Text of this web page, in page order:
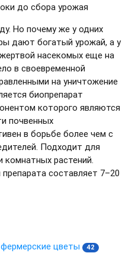
до сбора урожая
Но почему же у одних
дают богатый урожай, а у
насекомых еще на
в своевременной
на уничтожение
биопрепарат
которого являются
почвенных
в борьбе более чем с
Подходит для
комнатных растений.
составляет 7–20
цветы 42